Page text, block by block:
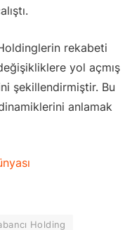
rekabeti
yol açmış
şekillendirmiştir. Bu
anlamak
Holding